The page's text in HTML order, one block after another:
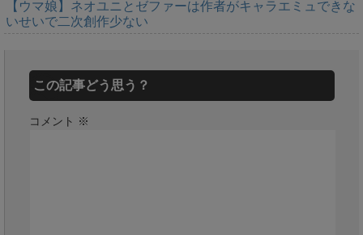
【ウマ娘】ネオユニとゼファーは作者がキャラエミュできな
いせいで二次創作少ない
この記事どう思う？
コメント ※